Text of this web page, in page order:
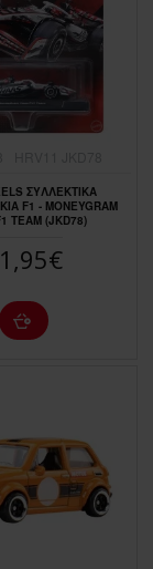
ΣΥΛΛΕΚΤΙΚΑ
F1 - MONEYGRAM
TEAM (JKD78)